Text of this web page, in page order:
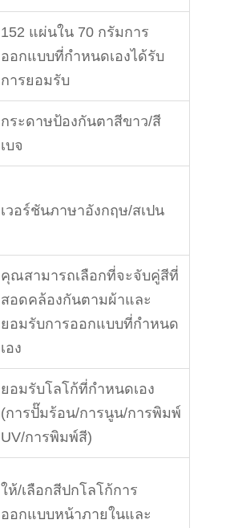
152 แผ่นใน 70 กรัมการ
ออกแบบที่กำหนดเองได้รับ
การยอมรับ
กระดาษป้องกันตาสีขาว/สี
เบจ
เวอร์ชันภาษาอังกฤษ/สเปน
คุณสามารถเลือกที่จะจับคู่สีที่
สอดคล้องกันตามผ้าและ
ยอมรับการออกแบบที่กำหนด
เอง
ยอมรับโลโก้ที่กำหนดเอง
(การปั๊มร้อน/การนูน/การพิมพ์
UV/การพิมพ์สี)
ให้/เลือกสีปกโลโก้การ
ออกแบบหน้าภายในและ